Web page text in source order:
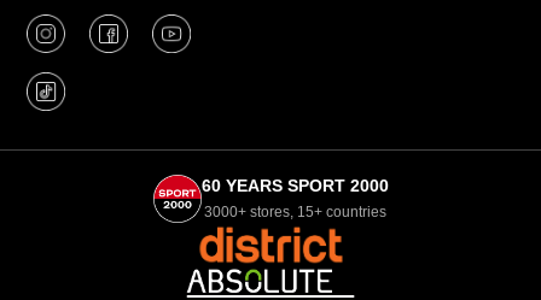
60 YEARS SPORT 2000
3000+ stores, 15+ countries